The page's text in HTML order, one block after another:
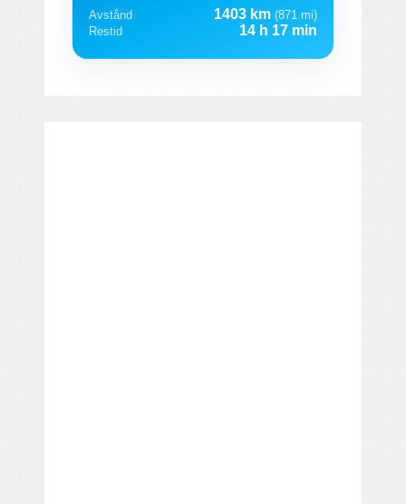
Avstånd 1403 km (871 mi)
Restid
14 h 17 min